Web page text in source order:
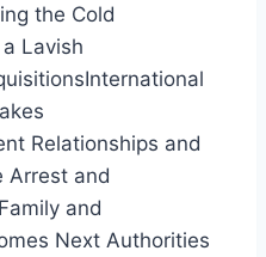
the Cold
Lavish
Relationships and
Arrest and
and
Next Authorities